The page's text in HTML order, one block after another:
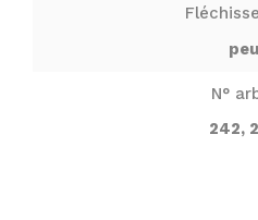
peu
N°
242,